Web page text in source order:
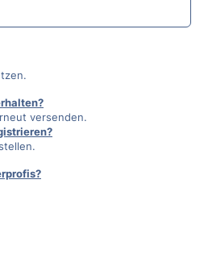
versenden.